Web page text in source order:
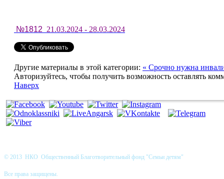
№1812 21.03.2024 - 28.03.2024
Другие материалы в этой категории: « Срочно нужна
Авторизуйтесь, чтобы получить возможность оставлять
Наверх
© 2013 НКО Общественный Благотворительный фонд "Семьи детям"
Все права защищены.